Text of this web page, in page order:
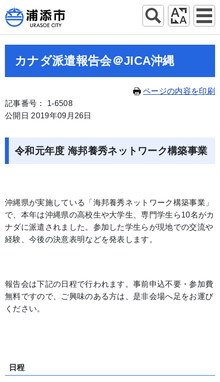
カナダ派遣報告会＠JICA沖縄
ページの内容を印刷
記事番号： 1-6508
公開日 2019年09月26日
令和元年度 海邦養秀ネットワーク構築事業
沖縄県が実施している「海邦養秀ネットワーク構築事業」
で、本年は沖縄県の高校生や大学生、専門学生ら10名がカ
ナダに派遣されました。参加した学生らが現地での交流や
経験、今後の決意表明などを発表します。
報告会は下記の日程で行われます。事前申込不要・参加費
無料ですので、ご興味のある方は、是非会場へ足をお運び
ください。
日程